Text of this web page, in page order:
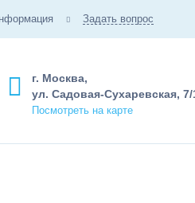
Задать вопрос
г. Москва,
ул. Садовая-Сухаревская, 7/
Посмотреть на карте